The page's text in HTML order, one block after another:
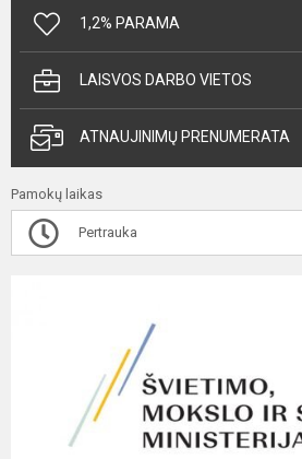
1,2% PARAMA
LAISVOS DARBO VIETOS
ATNAUJINIMŲ PRENUMERATA
Pamokų laikas
Pertrauka